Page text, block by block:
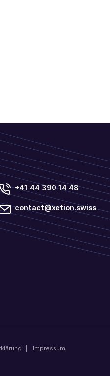
+41 44 390 14 48
contact@xetion.swiss
Impressum